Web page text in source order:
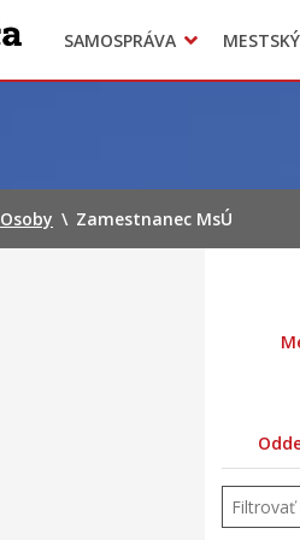
SAMOSPRÁVA
Dokumenty mesta
Projekty
Doprava
Osoby \ Zamestnanec MsÚ